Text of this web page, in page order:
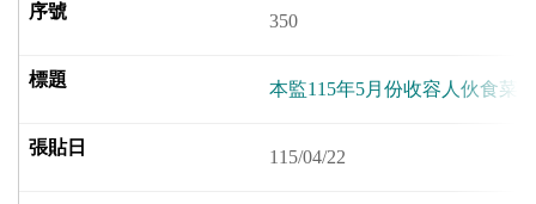
350
本監115年5月份收容人伙食菜
115/04/22